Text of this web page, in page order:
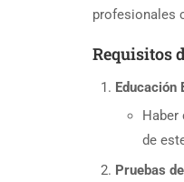
profesionales
Requisitos
Educación
Haber
de
Pruebas